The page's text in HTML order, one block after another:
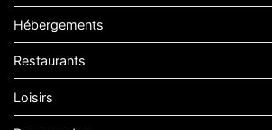
Hébergements
Restaurants
Loisirs